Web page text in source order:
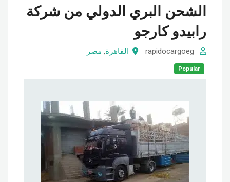
الشحن البري الدولي من شركة
رابيدو كارجو
القاهرة, مصر
Popular